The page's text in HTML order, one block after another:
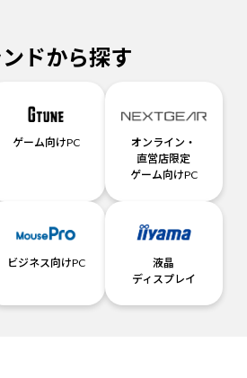
ドから探す
ゲーム向けPC
オンライン・
直営店限定
ゲーム向けPC
ビジネス向けPC
液晶
ディスプレイ